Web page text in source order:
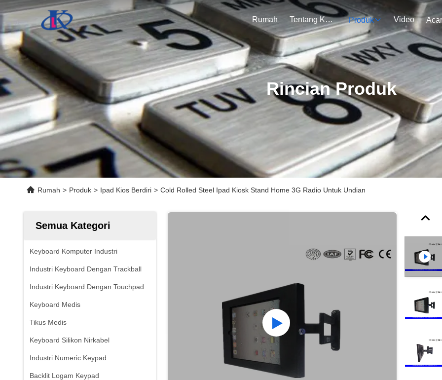
Rumah Tentang Kami Produk Video
Rincian Produk
Rumah > Produk > Ipad Kios Berdiri > Cold Rolled Steel Ipad Kiosk Stand Home 3G Radio Untuk Undian
Semua Kategori
Keyboard Komputer Industri
Industri Keyboard Dengan Trackball
Industri Keyboard Dengan Touchpad
Keyboard Medis
Tikus Medis
Keyboard Silikon Nirkabel
Industri Numeric Keypad
Backlit Logam Keypad